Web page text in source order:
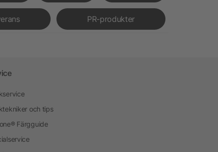
PR-produkter
och tips
Färgguide